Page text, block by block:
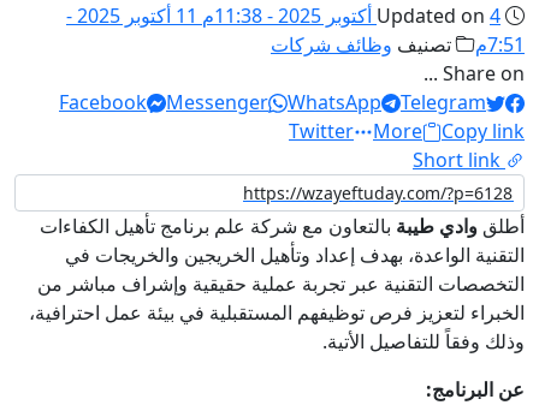
Updated on 4 أكتوبر 2025 - 11:38م
11 أكتوبر 2025 -
7:51م
تصنيف وظائف شركات
Share on ...
Facebook
Messenger WhatsApp
Telegram
Twitter
More
Copy link
Short link
أطلق وادي طيبة بالتعاون مع شركة علم برنامج تأهيل الكفاءات
التقنية الواعدة، بهدف إعداد وتأهيل الخريجين والخريجات في
التخصصات التقنية عبر تجربة عملية حقيقية وإشراف مباشر من
الخبراء لتعزيز فرص توظيفهم المستقبلية في بيئة عمل احترافية،
وذلك وفقاً للتفاصيل الأتية.
عن البرنامج: